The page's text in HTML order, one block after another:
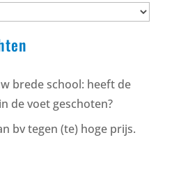
brede school: heeft de
de voet geschoten?
bv tegen (te) hoge prijs.